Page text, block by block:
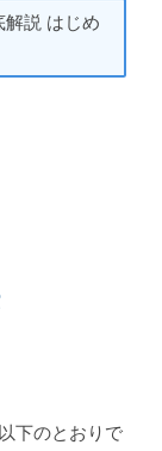
解説 はじめ
下のとおりで